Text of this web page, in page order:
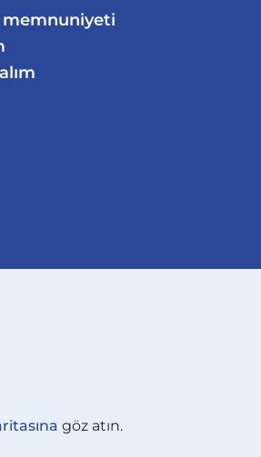
memnuniyeti
göz atın.